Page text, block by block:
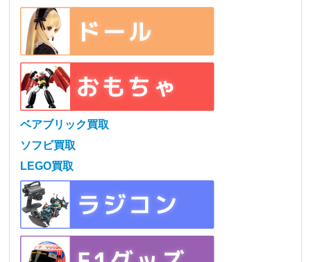
ベアブリック買取
ソフビ買取
LEGO買取